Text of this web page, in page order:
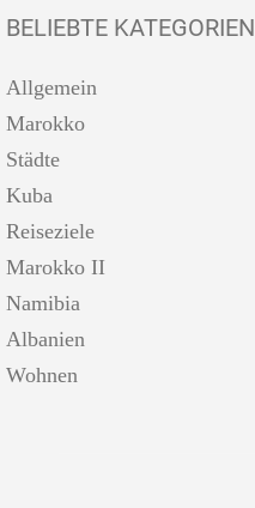
BELIEBTE KATEGORIEN
Allgemein
Marokko
Städte
Kuba
Reiseziele
Marokko II
Namibia
Albanien
Wohnen